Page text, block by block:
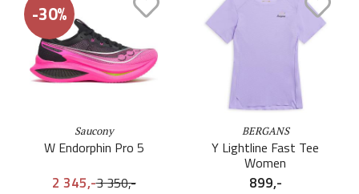
-30%
Saucony
W Endorphin Pro 5
3 350,-
2 345,-
BERGANS
Y Lightline Fast Tee
Women
899,-